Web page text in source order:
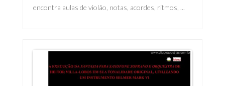
encontra aulas de violão, notas, acordes, ritmos, ...